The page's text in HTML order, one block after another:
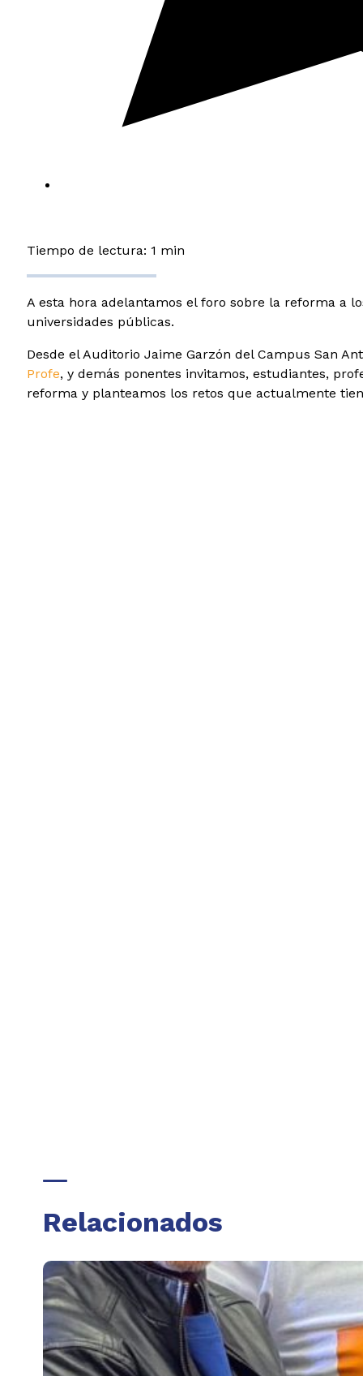
Tiempo de lectura: 1 min
A esta hora adelantamos el foro sobre la reforma a
universidades públicas.
Desde el Auditorio Jaime Garzón del Campus San
Profe, y demás ponentes invitamos, estudiantes,
reforma y planteamos los retos que actualmente
Relacionados